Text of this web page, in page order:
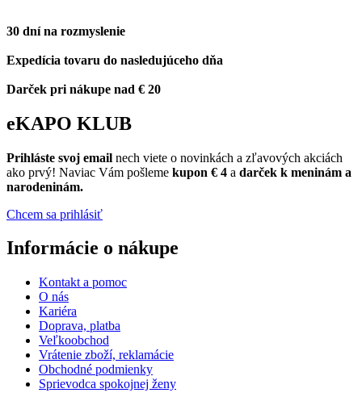
30 dní na rozmyslenie
Expedícia tovaru do nasledujúceho dňa
Darček pri nákupe nad € 20
eKAPO KLUB
Prihláste svoj email nech viete o novinkách a zľavových akciách
ako prvý! Naviac Vám pošleme kupon € 4 a darček k meninám a
narodeninám.
Chcem sa prihlásiť
Informácie o nákupe
Kontakt a pomoc
O nás
Kariéra
Doprava, platba
Veľkoobchod
Vrátenie zboží, reklamácie
Obchodné podmienky
Sprievodca spokojnej ženy